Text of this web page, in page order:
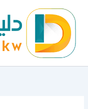
المحتوى